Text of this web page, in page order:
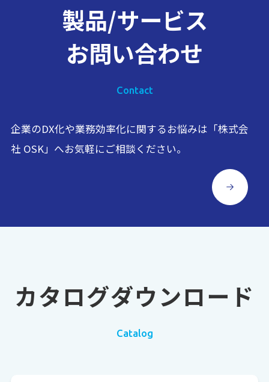
製品/サービス
お問い合わせ
Contact
企業のDX化や業務効率化に関するお悩みは「株式会
社 OSK」へお気軽にご相談ください。
カタログダウンロード
Catalog